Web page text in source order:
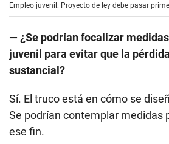
Sí. El truco está en cómo se
Se podrían contemplar medidas
ese fin.
— El futuro del mercado laboral
por la automatización de
ello tras esta crisis?
Mientras más autónomo sea el